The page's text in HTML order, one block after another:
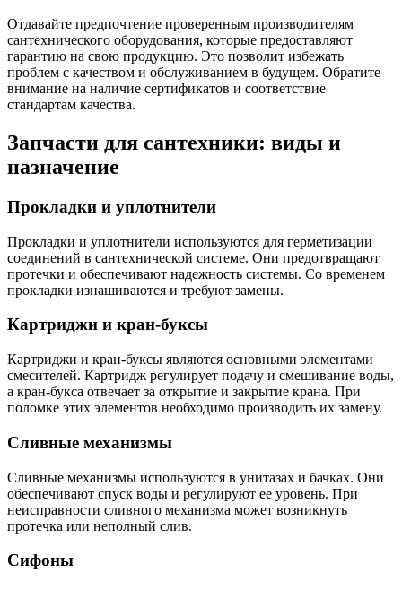
Отдавайте предпочтение проверенным производителям
сантехнического оборудования, которые предоставляют
гарантию на свою продукцию. Это позволит избежать
проблем с качеством и обслуживанием в будущем. Обратите
внимание на наличие сертификатов и соответствие
стандартам качества.
Запчасти для сантехники: виды и
назначение
Прокладки и уплотнители
Прокладки и уплотнители используются для герметизации
соединений в сантехнической системе. Они предотвращают
протечки и обеспечивают надежность системы. Со временем
прокладки изнашиваются и требуют замены.
Картриджи и кран-буксы
Картриджи и кран-буксы являются основными элементами
смесителей. Картридж регулирует подачу и смешивание воды,
а кран-букса отвечает за открытие и закрытие крана. При
поломке этих элементов необходимо производить их замену.
Сливные механизмы
Сливные механизмы используются в унитазах и бачках. Они
обеспечивают спуск воды и регулируют ее уровень. При
неисправности сливного механизма может возникнуть
протечка или неполный слив.
Сифоны